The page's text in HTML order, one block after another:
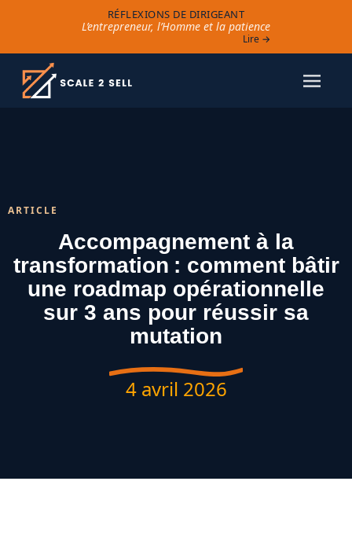
RÉFLEXIONS DE DIRIGEANT
L’entrepreneur, l’Homme et la patience
Lire →
ARTICLE
Accompagnement à la
transformation : comment bâtir
une roadmap opérationnelle
sur 3 ans pour réussir sa
mutation
4 avril 2026